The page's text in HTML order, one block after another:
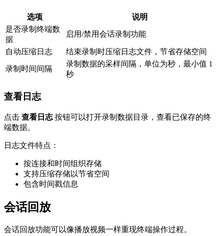
选项
说明
是否录制终端数
据
启用/禁用会话录制功能
自动压缩日志 结束录制时压缩日志文件，节省存储空间
录制时间间隔
录制数据的采样间隔，单位为秒，最小值 1
秒
查看日志
点击 查看日志 按钮可以打开录制数据目录，查看已保存的终
端数据。
日志文件特点：
按连接和时间组织存储
支持压缩存储以节省空间
包含时间戳信息
会话回放
会话回放功能可以像播放视频一样重现终端操作过程。